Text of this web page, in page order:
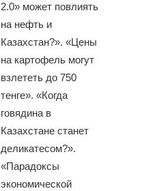
2.0» может повлиять
на нефть и
Казахстан?». «Цены
на картофель могут
взлететь до 750
тенге». «Когда
говядина в
Казахстане станет
деликатесом?».
«Парадоксы
экономической